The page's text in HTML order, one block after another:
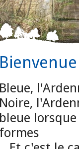
Bleue,
Noire,
bleue
formes